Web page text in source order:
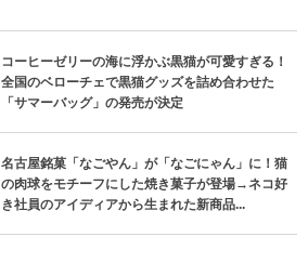
コーヒーゼリーの海に浮かぶ黒猫が可愛すぎる！
全国のベローチェで黒猫グッズを詰め合わせた
「サマーバッグ」の発売が決定
名古屋銘菓「なごやん」が「なごにゃん」に！猫
の肉球をモチーフにした焼き菓子が登場→ネコ好
き社員のアイディアから生まれた新商品...